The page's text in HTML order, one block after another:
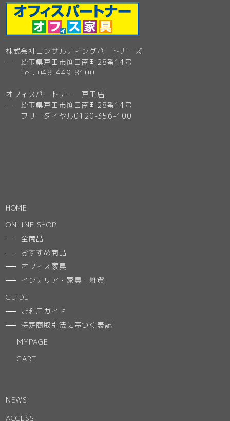
株式会社コンサルティングパートナーズ
─ 埼玉県戸田市笹目南町28番14号
Tel. 048-449-8100
オフィスパートナー 戸田店
─ 埼玉県戸田市笹目南町28番14号
フリーダイヤル0120-356-100
HOME
ONLINE SHOP
全商品
おすすめ商品
オフィス家具
インテリア・家具・雑貨
GUIDE
ご利用ガイド
特定商取引法に基づく表記
MYPAGE
CART
NEWS
ACCESS